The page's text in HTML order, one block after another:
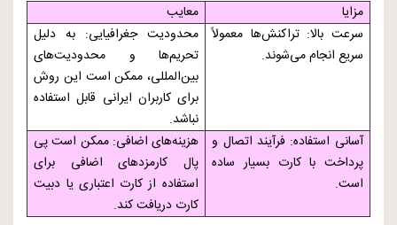
مزایا
معایب
سرعت بالا: تراکنش‌ها معمولاً
سریع انجام می‌شوند.
محدودیت جغرافیایی: به دلیل
تحریم‌ها و محدودیت‌های
بین‌المللی، ممکن است این روش
برای کاربران ایرانی قابل استفاده
نباشد.
آسانی استفاده: فرآیند اتصال و
پرداخت با کارت بسیار ساده
است.
هزینه‌های اضافی: ممکن است پی
پال کارمزدهای اضافی برای
استفاده از کارت اعتباری یا دبیت
کارت دریافت کند.